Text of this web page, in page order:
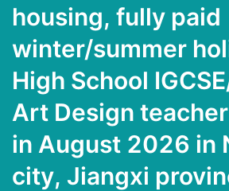
housing, fully paid
winter/summer
High School
Art Design
in August 2026 in
city, Jiangxi